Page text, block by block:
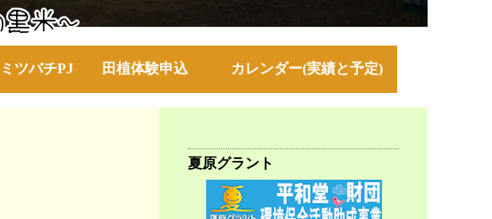
ツバチPJ 田植体験申込 カレンダー(実績と予定)
夏原グラント